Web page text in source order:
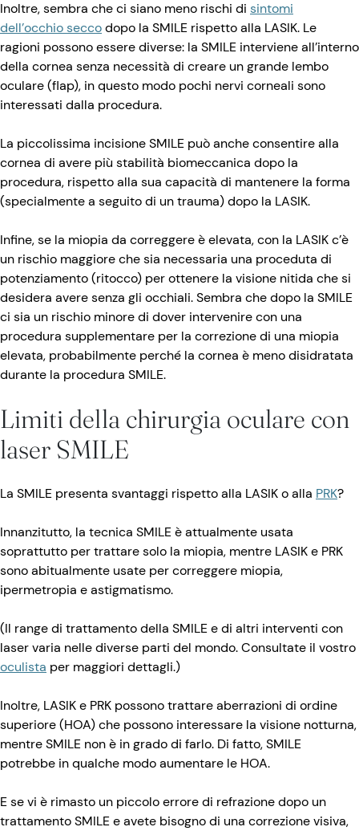
Inoltre, sembra che ci siano meno rischi di sintomi
dell’occhio seccodopo la SMILE rispetto alla LASIK. Le
ragioni possono essere diverse: la SMILE interviene all’interno
della cornea senza necessità di creare un grande lembo
oculare (flap), in questo modo pochi nervi corneali sono
interessati dalla procedura.
La piccolissima incisione SMILE può anche consentire alla
cornea di avere più stabilità biomeccanica dopo la
procedura, rispetto alla sua capacità di mantenere la forma
(specialmente a seguito di un trauma) dopo la LASIK.
Infine, se la miopia da correggere è elevata, con la LASIK c’è
un rischio maggiore che sia necessaria una proceduta di
potenziamento (ritocco) per ottenere la visione nitida che si
desidera avere senza gli occhiali. Sembra che dopo la SMILE
ci sia un rischio minore di dover intervenire con una
procedura supplementare per la correzione di una miopia
elevata, probabilmente perché la cornea è meno disidratata
durante la procedura SMILE.
Limiti della chirurgia oculare con
laser SMILE
La SMILE presenta svantaggi rispetto alla LASIK o alla PRK?
Innanzitutto, la tecnica SMILE è attualmente usata
soprattutto per trattare solo la miopia, mentre LASIK e PRK
sono abitualmente usate per correggere miopia,
ipermetropia e astigmatismo.
(Il range di trattamento della SMILE e di altri interventi con
laser varia nelle diverse parti del mondo. Consultate il vostro
oculista per maggiori dettagli.)
Inoltre, LASIK e PRK possono trattare aberrazioni di ordine
superiore (HOA) che possono interessare la visione notturna,
mentre SMILE non è in grado di farlo. Di fatto, SMILE
potrebbe in qualche modo aumentare le HOA.
E se vi è rimasto un piccolo errore di refrazione dopo un
trattamento SMILE e avete bisogno di una correzione visiva,